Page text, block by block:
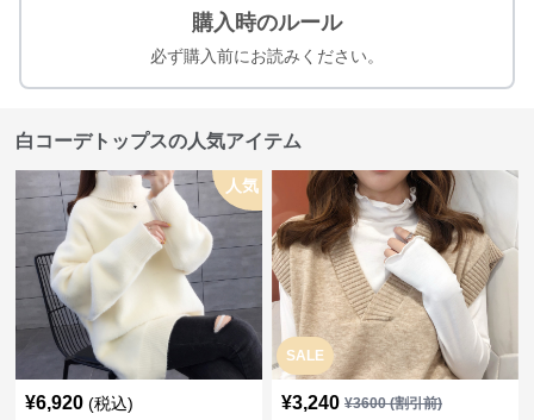
購入時のルール
必ず購入前にお読みください。
白コーデトップスの人気アイテム
人気
¥6,920 (税込)
SALE
¥3,240 ¥3600(割引前)